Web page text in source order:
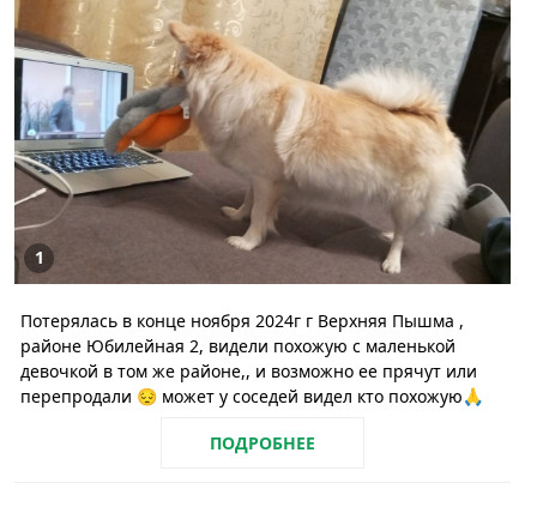
1
Потерялась в конце ноября 2024г г Верхняя Пышма ,
районе Юбилейная 2, видели похожую с маленькой
девочкой в том же районе,, и возможно ее прячут или
перепродали 😔 может у соседей видел кто похожую🙏
ПОДРОБНЕЕ